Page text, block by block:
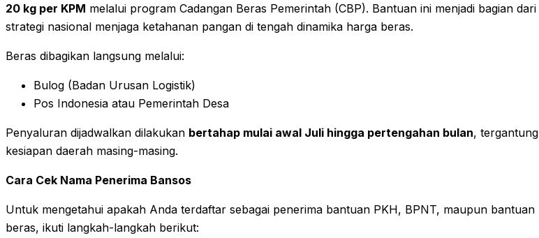
20 kg per KPM melalui program Cadangan Beras Pemerintah (CBP). Bantuan ini menjadi bagian dari
strategi nasional menjaga ketahanan pangan di tengah dinamika harga beras.
Beras dibagikan langsung melalui:
Bulog (Badan Urusan Logistik)
Pos Indonesia atau Pemerintah Desa
Penyaluran dijadwalkan dilakukan bertahap mulai awal Juli hingga pertengahan bulan, tergantung
kesiapan daerah masing-masing.
Cara Cek Nama Penerima Bansos
Untuk mengetahui apakah Anda terdaftar sebagai penerima bantuan PKH, BPNT, maupun bantuan
beras, ikuti langkah-langkah berikut: